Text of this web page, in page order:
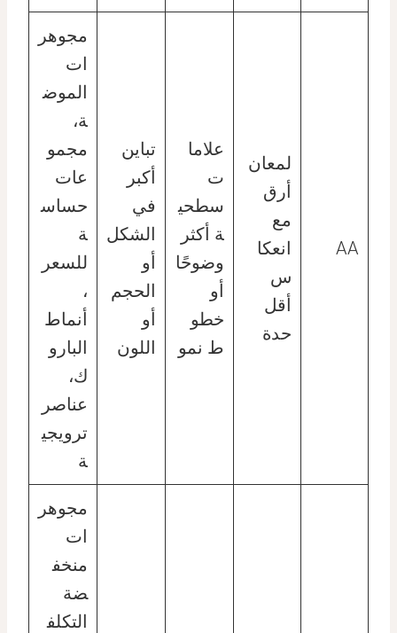
AA
لمعان
أرق
مع
انعكا
س
أقل
حدة
علاما
ت
سطحي
ة أكثر
وضوحًا
أو
خطو
ط نمو
تباين
أكبر
في
الشكل
أو
الحجم
أو
اللون
مجوهر
ات
الموض
ة،
مجمو
عات
حساس
ة
للسعر
،
أنماط
البارو
ك،
عناصر
ترويجي
ة
مجوهر
ات
منخف
ضة
التكلف